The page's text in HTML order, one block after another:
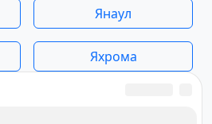
Янаул
Яхрома